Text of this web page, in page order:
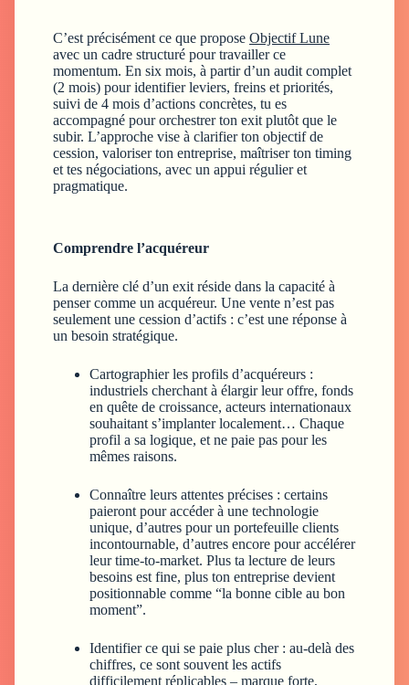
C’est précisément ce que propose Objectif Lune
avec un cadre structuré pour travailler ce
momentum. En six mois, à partir d’un audit complet
(2 mois) pour identifier leviers, freins et priorités,
suivi de 4 mois d’actions concrètes, tu es
accompagné pour orchestrer ton exit plutôt que le
subir. L’approche vise à clarifier ton objectif de
cession, valoriser ton entreprise, maîtriser ton timing
et tes négociations, avec un appui régulier et
pragmatique.
Comprendre l’acquéreur
La dernière clé d’un exit réside dans la capacité à
penser comme un acquéreur. Une vente n’est pas
seulement une cession d’actifs : c’est une réponse à
un besoin stratégique.
Cartographier les profils d’acquéreurs :
industriels cherchant à élargir leur offre, fonds
en quête de croissance, acteurs internationaux
souhaitant s’implanter localement… Chaque
profil a sa logique, et ne paie pas pour les
mêmes raisons.
Connaître leurs attentes précises : certains
paieront pour accéder à une technologie
unique, d’autres pour un portefeuille clients
incontournable, d’autres encore pour accélérer
leur time-to-market. Plus ta lecture de leurs
besoins est fine, plus ton entreprise devient
positionnable comme “la bonne cible au bon
moment”.
Identifier ce qui se paie plus cher : au-delà des
chiffres, ce sont souvent les actifs
difficilement réplicables – marque forte,